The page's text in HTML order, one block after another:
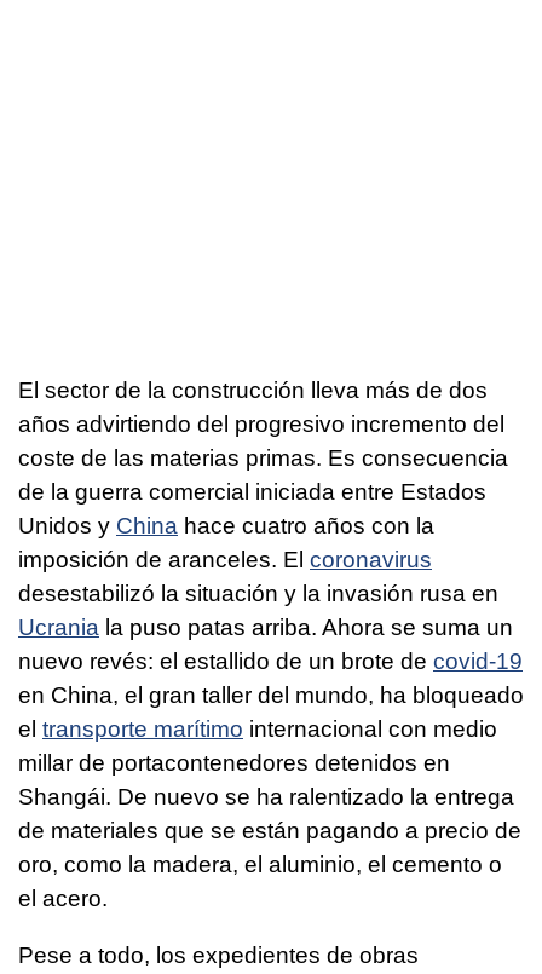
El sector de la construcción lleva más de dos
años advirtiendo del progresivo incremento del
coste de las materias primas. Es consecuencia
de la guerra comercial iniciada entre Estados
Unidos y China hace cuatro años con la
imposición de aranceles. El coronavirus
desestabilizó la situación y la invasión rusa en
Ucrania la puso patas arriba. Ahora se suma un
nuevo revés: el estallido de un brote de covid-19
en China, el gran taller del mundo, ha bloqueado
el transporte marítimo internacional con medio
millar de portacontenedores detenidos en
Shangái. De nuevo se ha ralentizado la entrega
de materiales que se están pagando a precio de
oro, como la madera, el aluminio, el cemento o
el acero.
Pese a todo, los expedientes de obras